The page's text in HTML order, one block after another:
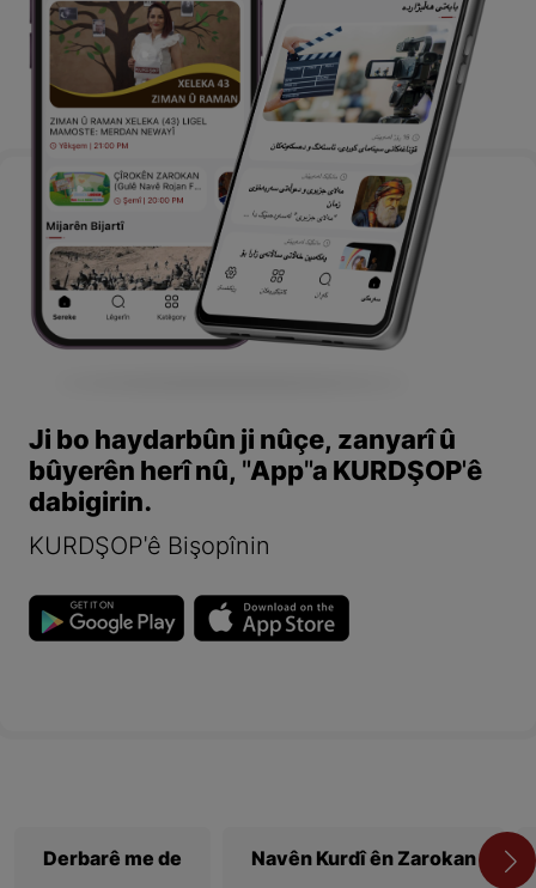
Ji bo haydarbûn ji nûçe, zanyarî û
bûyerên herî nû, "App"a KURDŞOP'ê
dabigirin.
KURDŞOP'ê Bişopînin
Derbarê me de Navên Kurdî ên Zarokan